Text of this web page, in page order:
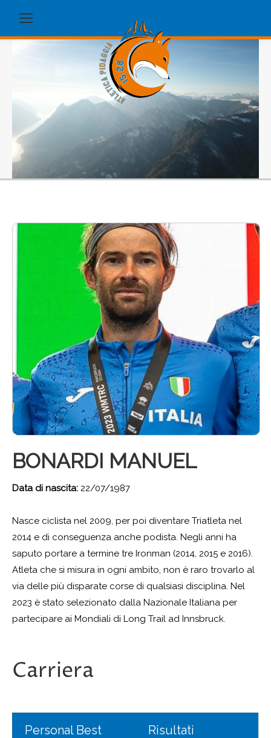
BONARDI MANUEL
Data di nascita: 22/07/1987
Nasce ciclista nel 2009, per poi diventare Triatleta nel
2014 e di conseguenza anche podista. Negli anni ha
saputo portare a termine tre Ironman (2014, 2015 e 2016).
Atleta che si misura in ogni ambito, non è raro trovarlo al
via delle più disparate corse di qualsiasi disciplina. Nel
2023 è stato selezionato dalla Nazionale Italiana per
partecipare ai Mondiali di Long Trail ad Innsbruck.
Carriera
Personal Best
Risultati